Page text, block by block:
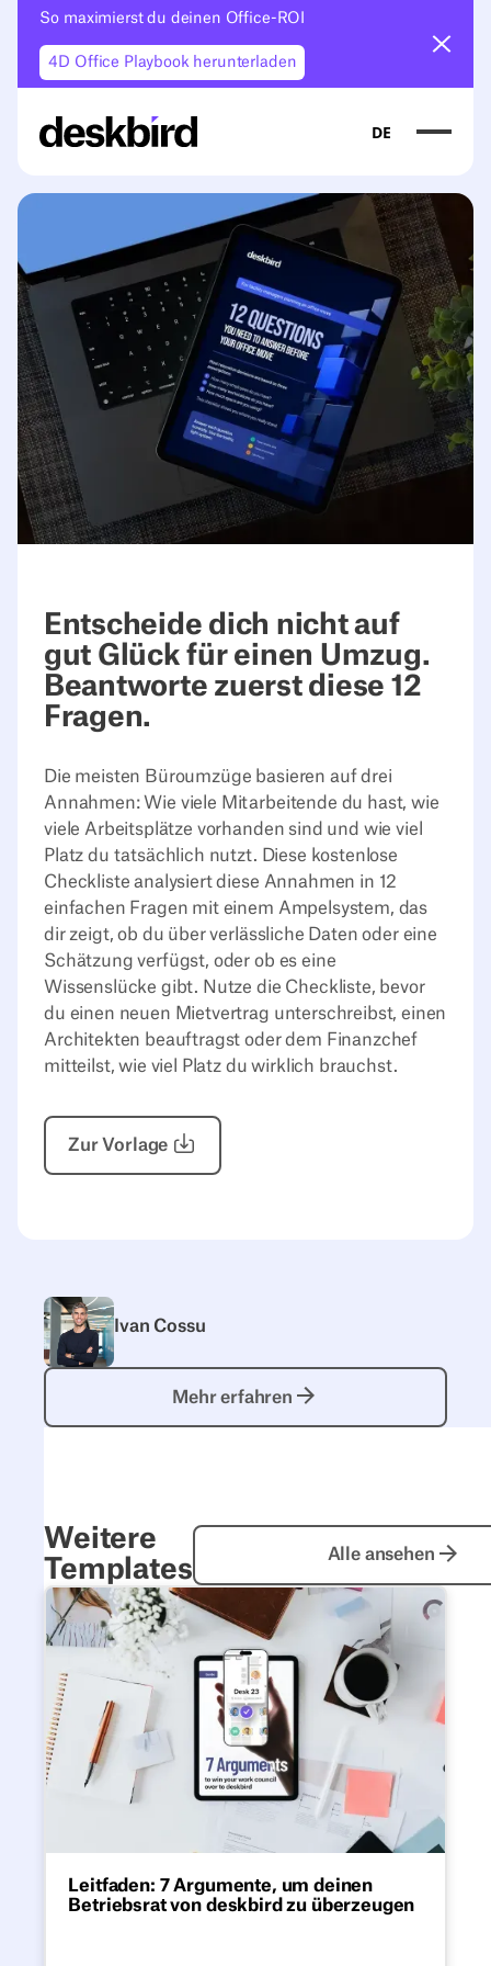
So maximierst du deinen Office-ROI
4D Office Playbook herunterladen
DE
Entscheide dich nicht auf
gut Glück für einen Umzug.
Beantworte zuerst diese 12
Fragen.
Die meisten Büroumzüge basieren auf drei
Annahmen: Wie viele Mitarbeitende du hast, wie
viele Arbeitsplätze vorhanden sind und wie viel
Platz du tatsächlich nutzt. Diese kostenlose
Checkliste analysiert diese Annahmen in 12
einfachen Fragen mit einem Ampelsystem, das
dir zeigt, ob du über verlässliche Daten oder eine
Schätzung verfügst, oder ob es eine
Wissenslücke gibt. Nutze die Checkliste, bevor
du einen neuen Mietvertrag unterschreibst, einen
Architekten beauftragst oder dem Finanzchef
mitteilst, wie viel Platz du wirklich brauchst.
Zur Vorlage
Ivan Cossu
Mehr erfahren
Weitere
Templates
Alle ansehen
Leitfaden: 7 Argumente, um deinen Betriebsrat von
Leitfaden: 7 Argumente, um deinen
Betriebsrat von deskbird zu überzeugen